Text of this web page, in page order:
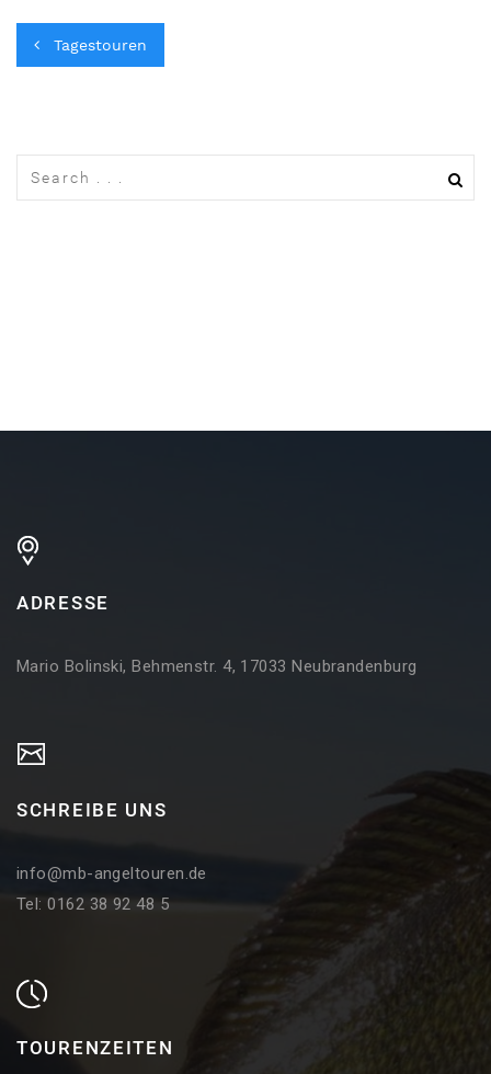
Tagestouren
ADRESSE
Mario Bolinski, Behmenstr. 4, 17033 Neubrandenburg
SCHREIBE UNS
info@mb-angeltouren.de
Tel: 0162 38 92 48 5
TOURENZEITEN